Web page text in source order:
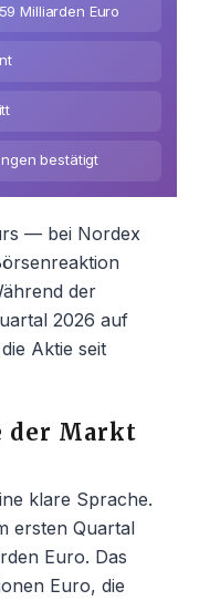
Milliarden Euro
bestätigt
— bei Nordex
der
2026 auf
Aktie seit
der Markt
klare Sprache.
ersten Quartal
Euro. Das
Euro, die